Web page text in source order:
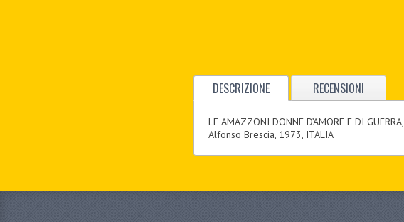
DESCRIZIONE RECENSIONI
LE AMAZZONI DONNE D’AMORE E DI GUERRA,
Alfonso Brescia, 1973, ITALIA